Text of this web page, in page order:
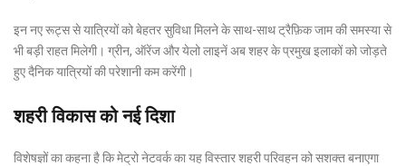
इन नए रूट्स से यात्रियों को बेहतर सुविधा मिलने के साथ-साथ ट्रैफ़िक जाम की समस्या से
भी बड़ी राहत मिलेगी। ग्रीन, ऑरेंज और येलो लाइनें अब शहर के प्रमुख इलाकों को जोड़ते
हुए दैनिक यात्रियों की परेशानी कम करेंगी।
शहरी विकास को नई दिशा
विशेषज्ञों का कहना है कि मेट्रो नेटवर्क का यह विस्तार शहरी परिवहन को सशक्त बनाएगा